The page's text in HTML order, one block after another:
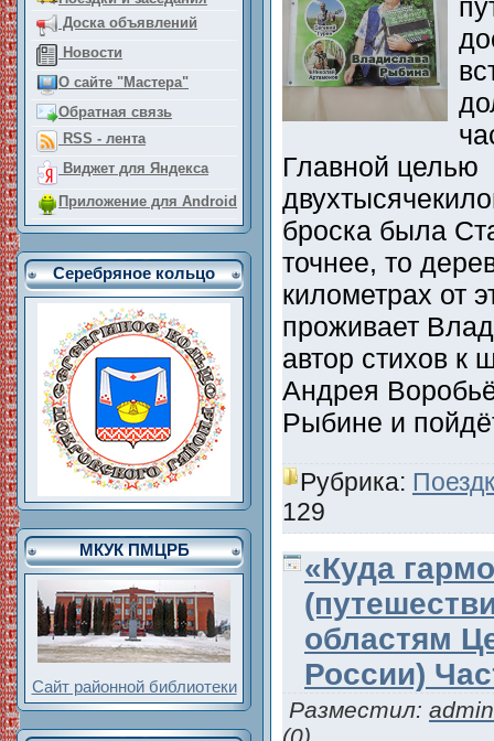
Доска объявлений
Новости
О сайте "Мастера"
Обратная связь
RSS - лента
Виджет для Яндекса
Приложение для Android
Серебряное кольцо
МКУК ПМЦРБ
Сайт районной библиотеки
Главной целью
броска была
точнее, то
километрах от
проживает
автор стихов к
Андрея
Рыбине и
Рубрика:
129
«Куда
областям
России)
Разместил: admin
(0)